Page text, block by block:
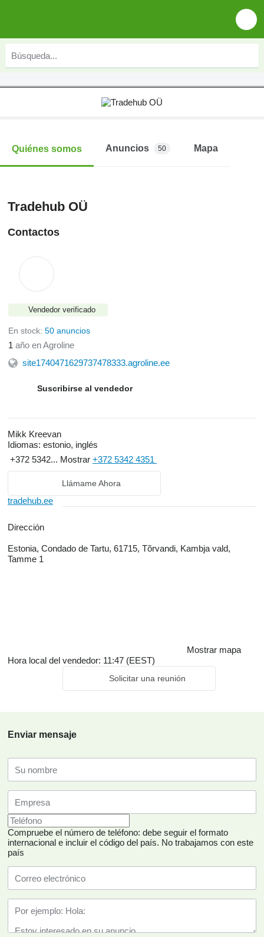
Quiénes somos Anuncios 50 Mapa
Tradehub OÜ
Contactos
Vendedor verificado
En stock: 50 anuncios
1 año en Agroline
site1740471629737478333.agroline.ee
Suscribirse al vendedor
Mikk Kreevan
Idiomas: estonio, inglés
+372 5342... Mostrar +372 5342 4351
Llámame Ahora
tradehub.ee
Dirección
Estonia, Condado de Tartu, 61715, Tõrvandi, Kambja vald,
Tamme 1
Mostrar mapa
Hora local del vendedor: 11:47 (EEST)
Solicitar una reunión
Enviar mensaje
Compruebe el número de teléfono: debe seguir el formato
internacional e incluir el código del país. No trabajamos con este
país